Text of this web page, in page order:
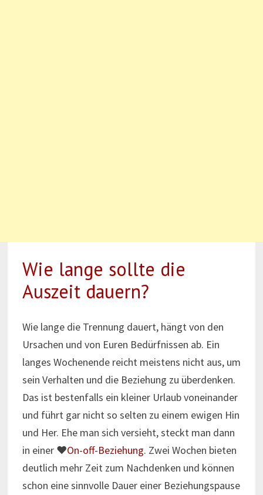
Wie lange sollte die
Auszeit dauern?
Wie lange die Trennung dauert, hängt von den
Ursachen und von Euren Bedürfnissen ab. Ein
langes Wochenende reicht meistens nicht aus, um
sein Verhalten und die Beziehung zu überdenken.
Das ist bestenfalls ein kleiner Urlaub voneinander
und führt gar nicht so selten zu einem ewigen Hin
und Her. Ehe man sich versieht, steckt man dann
in einer ♥On-off-Beziehung. Zwei Wochen bieten
deutlich mehr Zeit zum Nachdenken und können
schon eine sinnvolle Dauer einer Beziehungspause